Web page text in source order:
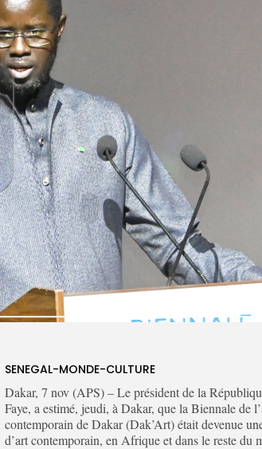
SENEGAL-MONDE-CULTURE
Dakar, 7 nov (APS) – Le président de la
Faye, a estimé, jeudi, à Dakar, que la Biennale de
contemporain de Dakar (Dak’Art) était devenue
d’art contemporain, en Afrique et dans le reste du